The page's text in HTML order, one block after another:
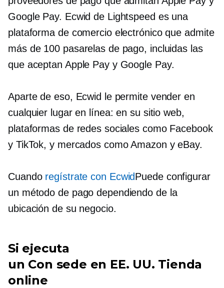
Google Pay. Ecwid de Lightspeed es una
plataforma de comercio electrónico que admite
más de 100 pasarelas de pago, incluidas las
que aceptan Apple Pay y Google Pay.
Aparte de eso, Ecwid le permite vender en
cualquier lugar en línea: en su sitio web,
plataformas de redes sociales como Facebook
y TikTok, y mercados como Amazon y eBay.
Cuando regístrate con EcwidPuede configurar
un método de pago dependiendo de la
ubicación de su negocio.
Si ejecuta
un Con sede en EE. UU. Tienda
online